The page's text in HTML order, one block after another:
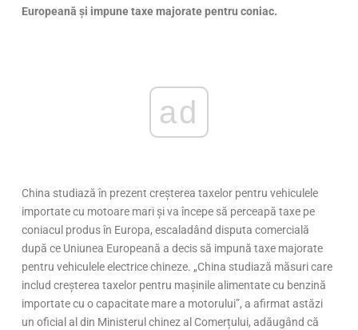
Europeană și impune taxe majorate pentru coniac.
ad
China studiază în prezent creșterea taxelor pentru vehiculele
importate cu motoare mari și va începe să perceapă taxe pe
coniacul produs în Europa, escaladând disputa comercială
după ce Uniunea Europeană a decis să impună taxe majorate
pentru vehiculele electrice chineze. „China studiază măsuri care
includ creșterea taxelor pentru mașinile alimentate cu benzină
importate cu o capacitate mare a motorului”, a afirmat astăzi
un oficial al din Ministerul chinez al Comerțului, adăugând că